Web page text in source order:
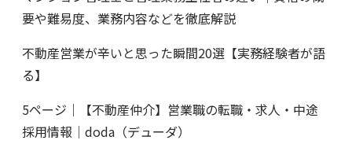
要や難易度、業務内容などを徹底解説
不動産営業が辛いと思った瞬間20選【実務経験者が語
る】
5ページ｜【不動産仲介】営業職の転職・求人・中途
採用情報│doda（デューダ）